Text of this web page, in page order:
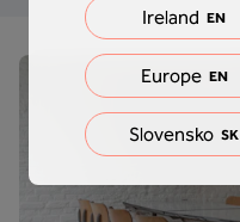
Ireland EN
Europe EN
Slovensko SK